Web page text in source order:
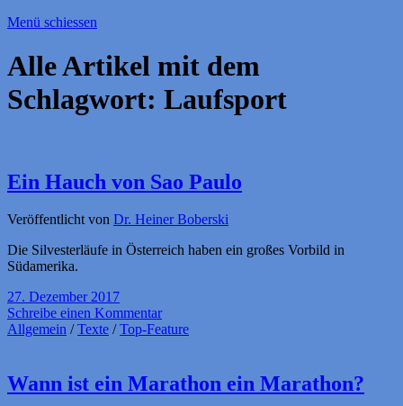
Menü schiessen
Alle Artikel mit dem
Schlagwort: Laufsport
Ein Hauch von Sao Paulo
Veröffentlicht von Dr. Heiner Boberski
Die Silvesterläufe in Österreich haben ein großes Vorbild in
Südamerika.
27. Dezember 2017
Schreibe einen Kommentar
Allgemein /Texte /Top-Feature
Wann ist ein Marathon ein Marathon?